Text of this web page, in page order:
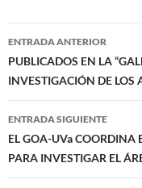
Navegación
de
entradas
ENTRADA ANTERIOR
PUBLICADOS EN LA
INVESTIGACIÓN DE LOS
ENTRADA SIGUIENTE
EL GOA-UVa COORDINA
PARA INVESTIGAR EL